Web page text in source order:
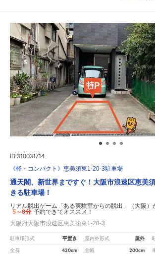
ID:310031714
《軽・コンパクト》恵美須東1-20-3駐車場
通天閣、新世界まですぐ！大阪市浪速区恵美
きる駐車場！
リアル脱出ゲーム「ある実験室からの脱出」（大阪）
5～8分 予約できてオススメ！
大阪府大阪市浪速区恵美須東1-20-3
駐車場形式 平置き 屋内外形式 屋外
全長 420cm 全幅 200cm